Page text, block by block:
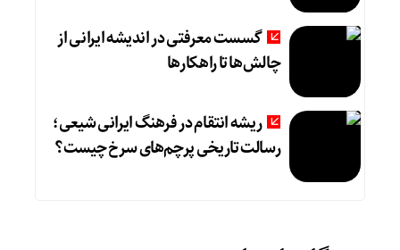
گسست معرفتی در اندیشه ایرانی از
چالش‌ها تا راهکارها
ریشه انتقام در فرهنگ ایرانی شیعی؛
رسالت تاریخی پرچم‌های سرخ چیست؟